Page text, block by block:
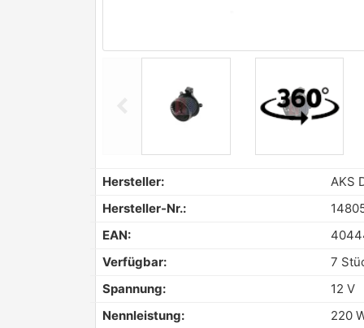
Previous
Hersteller: AKS
Hersteller-Nr.:
EAN:
Verfügbar:
7
Spannung:
12 V
Nennleistung:
220